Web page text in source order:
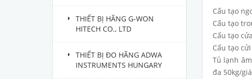
THIẾT BỊ HÃNG G-WON
HITECH CO., LTD
THIẾT BỊ ĐO HÃNG ADWA
INSTRUMENTS HUNGARY
Cấu tạo
Cấu tạo
Cấu tạo
Cấu tạo
Tủ lạnh
đa 50kg/